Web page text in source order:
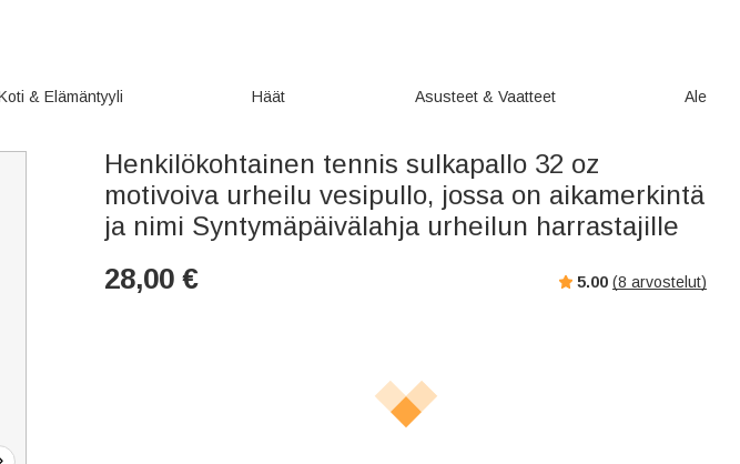
& Elämäntyyli Häät Asusteet & Vaatteet Ale
Henkilökohtainen tennis sulkapallo 32 oz
motivoiva urheilu vesipullo, jossa on aikamerkintä
ja nimi Syntymäpäivälahja urheilun harrastajille
28,00 € 5.00 (8 arvostelut)